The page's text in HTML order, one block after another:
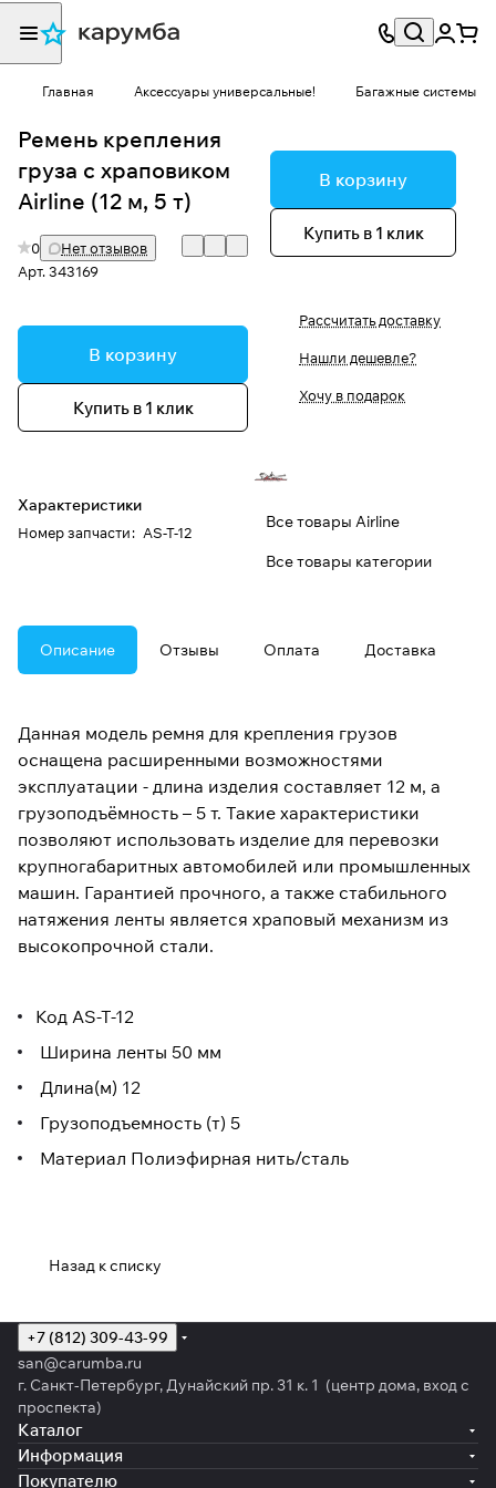
Главная Аксессуары универсальные! Багажные системы
Ремень крепления
груза с храповиком
Airline (12 м, 5 т)
0
Нет отзывов
Арт.343169
В корзину
Купить в 1 клик
Характеристики
Номер запчасти: AS-T-12
В корзину
Купить в 1 клик
Рассчитать доставку
Нашли дешевле?
Хочу в подарок
Все товары Airline
Все товары категории
Описание Отзывы Оплата Доставка
Данная модель ремня для крепления грузов
оснащена расширенными возможностями
эксплуатации - длина изделия составляет 12 м, а
грузоподъёмность – 5 т. Такие характеристики
позволяют использовать изделие для перевозки
крупногабаритных автомобилей или промышленных
машин. Гарантией прочного, а также стабильного
натяжения ленты является храповый механизм из
высокопрочной стали.
Код AS-T-12
Ширина ленты 50 мм
Длина(м) 12
Грузоподъемность (т) 5
Материал Полиэфирная нить/сталь
Назад к списку
+7 (812) 309-43-99
san@carumba.ru
г. Санкт-Петербург, Дунайский пр. 31 к. 1 (центр дома, вход с
проспекта)
Каталог
Информация
Покупателю